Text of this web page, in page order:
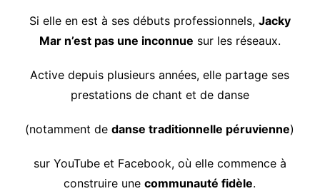
Si elle en est à ses débuts professionnels, Jacky
Mar n’est pas une inconnue sur les réseaux.
Active depuis plusieurs années, elle partage ses
prestations de chant et de danse
(notamment dedanse traditionnelle péruvienne)
sur YouTube et Facebook, où elle commence à
construire unecommunauté fidèle.